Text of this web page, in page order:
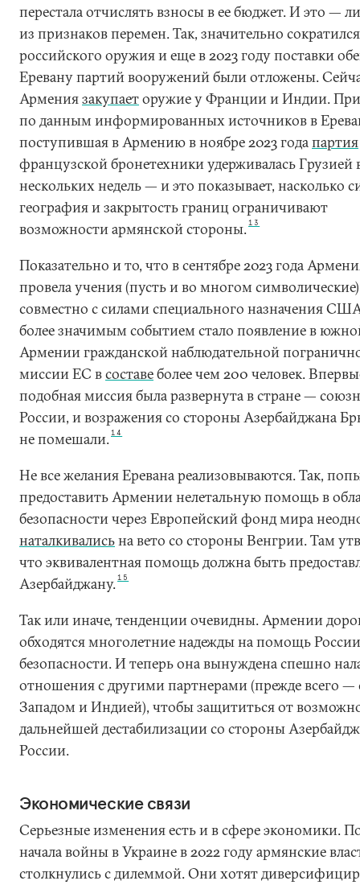
перестала отчислять взносы в ее бюджет. И это —
из признаков перемен. Так, значительно
российского оружия и еще в 2023 году поставки
Еревану партий вооружений были отложены.
Армениязакупаеторужие у Франции и Индии.
по данным информированных источников в
поступившая в Армению в ноябре 2023 годапартия
французской бронетехники удерживалась Грузией
нескольких недель — и это показывает, насколько
география и закрытость границ ограничивают
возможности армянской стороны.13
Показательно и то, что в сентябре 2023 года
провела учения (пусть и во многом символические)
совместно с силами специального назначения
более значимым событием стало появление в
Армении гражданской наблюдательной
миссии ЕС всоставеболее чем 200 человек.
подобная миссия была развернута в стране —
России, и возражения со стороны Азербайджана
не помешали.14
Не все желания Еревана реализовываются. Так,
предоставить Армении нелетальную помощь в
безопасности через Европейский фонд мира
наталкивалисьна вето со стороны Венгрии. Там
что эквивалентная помощь должна быть
Азербайджану.15
Так или иначе, тенденции очевидны. Армении
обходятся многолетние надежды на помощь
безопасности. И теперь она вынуждена спешно
отношения с другими партнерами (прежде всего —
Западом и Индией), чтобы защититься от
дальнейшей дестабилизации со стороны
России.
Экономические связи
Серьезные изменения есть и в сфере экономики.
начала войны в Украине в 2022 году армянские
столкнулись с дилеммой. Они хотят